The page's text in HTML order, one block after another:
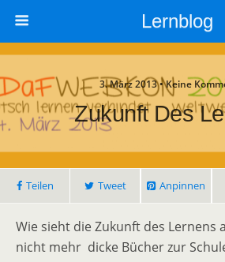
Lernblog
3. März 2013 • Keine
Zukunft Des
Teilen Tweet Anpinnen
Wie sieht die Zukunft des Lernens
nicht mehr dicke Bücher zur